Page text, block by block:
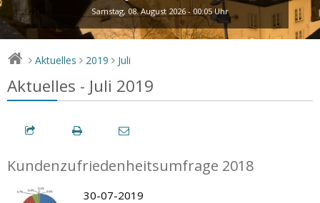
Samstag, 08. August 2026 - 00:05 Uhr
> Aktuelles > 2019 > Juli
Aktuelles - Juli 2019
Kundenzufriedenheitsumfrage 2018
30-07-2019